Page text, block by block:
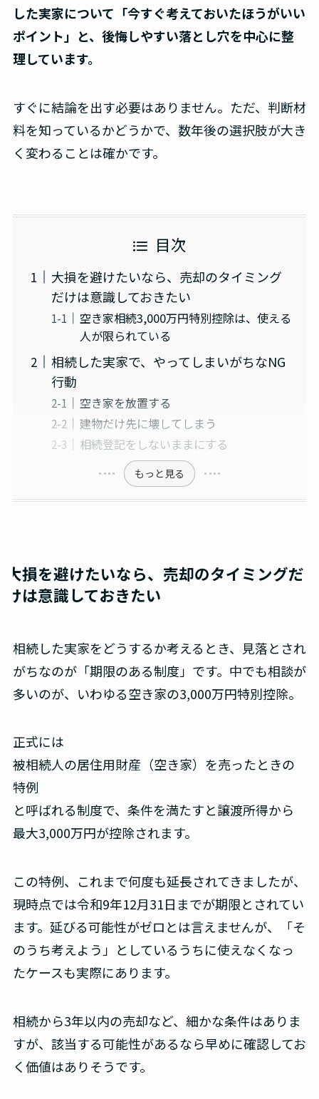
した実家について「今すぐ考えておいたほうがいい
ポイント」と、後悔しやすい落とし穴を中心に整
理しています。
すぐに結論を出す必要はありません。ただ、判断材
料を知っているかどうかで、数年後の選択肢が大き
く変わることは確かです。
目次
大損を避けたいなら、売却のタイミング
だけは意識しておきたい
空き家相続3,000万円特別控除は、使える
人が限られている
相続した実家で、やってしまいがちなNG
行動
空き家を放置する
建物だけ先に壊してしまう
相続登記をしないままにする
もっと見る
大損を避けたいなら、売却のタイミングだ
けは意識しておきたい
相続した実家をどうするか考えるとき、見落とされ
がちなのが「期限のある制度」です。中でも相談が
多いのが、いわゆる空き家の3,000万円特別控除。
正式には
被相続人の居住用財産（空き家）を売ったときの
特例
と呼ばれる制度で、条件を満たすと譲渡所得から
最大3,000万円が控除されます。
この特例、これまで何度も延長されてきましたが、
現時点では令和9年12月31日までが期限とされてい
ます。延びる可能性がゼロとは言えませんが、「そ
のうち考えよう」としているうちに使えなくなっ
たケースも実際にあります。
相続から3年以内の売却など、細かな条件はありま
すが、該当する可能性があるなら早めに確認してお
く価値はありそうです。